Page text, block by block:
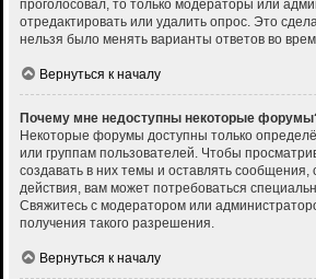
проголосовал, то только модераторы или
отредактировать или удалить опрос. Это
нельзя было менять варианты ответов во
Вернуться к началу
Почему мне недоступны некоторые
Некоторые форумы доступны только
или группам пользователей. Чтобы
создавать в них темы и оставлять сообщения,
действия, вам может потребоваться
Свяжитесь с модератором или
получения такого разрешения.
Вернуться к началу